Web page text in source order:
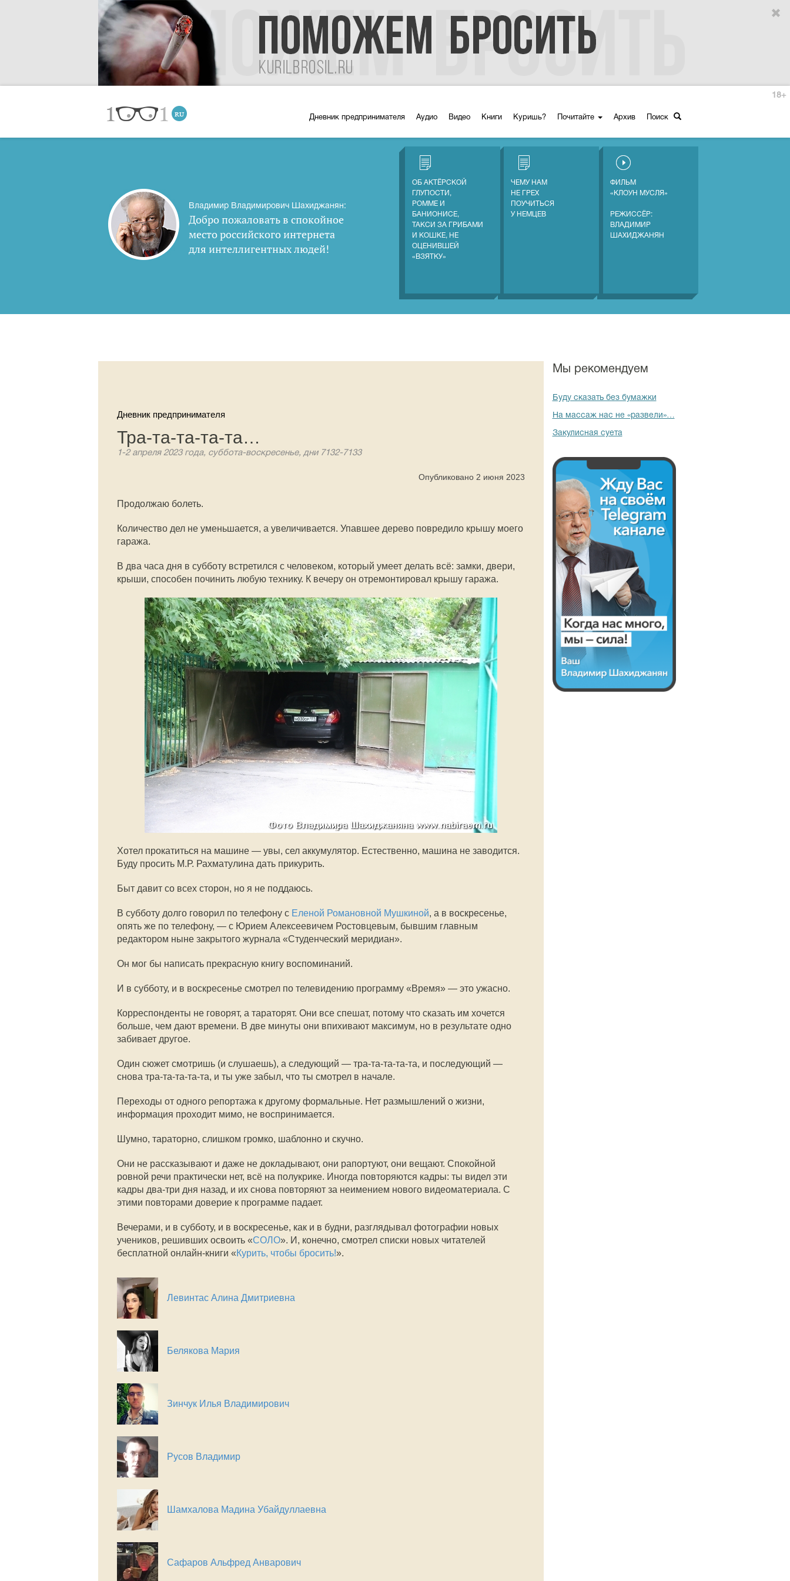
Дневник предпринимателя Аудио Видео Книги Куришь? Почитайте Архив Поиск
18+
Владимир Владимирович Шахиджанян:
Добро пожаловать в спокойное
место российского интернета
для интеллигентных людей!
ОБ АКТЁРСКОЙ
ГЛУПОСТИ,
РОММЕ И
БАНИОНИСЕ,
ТАКСИ ЗА ГРИБАМИ
И КОШКЕ, НЕ
ОЦЕНИВШЕЙ
«ВЗЯТКУ»
ЧЕМУ НАМ
НЕ ГРЕХ
ПОУЧИТЬСЯ
У НЕМЦЕВ
ФИЛЬМ
«КЛОУН МУСЛЯ»
РЕЖИССЁР:
ВЛАДИМИР
ШАХИДЖАНЯН
Дневник предпринимателя
Тра-та-та-та-та…
1-2 апреля 2023 года, суббота-воскресенье, дни 7132-7133
Опубликовано 2 июня 2023
Продолжаю болеть.
Количество дел не уменьшается, а увеличивается. Упавшее дерево повредило крышу моего
гаража.
В два часа дня в субботу встретился с человеком, который умеет делать всё: замки, двери,
крыши, способен починить любую технику. К вечеру он отремонтировал крышу гаража.
Хотел прокатиться на машине — увы, сел аккумулятор. Естественно, машина не заводится.
Буду просить М.Р. Рахматулина дать прикурить.
Быт давит со всех сторон, но я не поддаюсь.
В субботу долго говорил по телефону с Еленой Романовной Мушкиной, а в воскресенье,
опять же по телефону, — с Юрием Алексеевичем Ростовцевым, бывшим главным
редактором ныне закрытого журнала «Студенческий меридиан».
Он мог бы написать прекрасную книгу воспоминаний.
И в субботу, и в воскресенье смотрел по телевидению программу «Время» — это ужасно.
Корреспонденты не говорят, а тараторят. Они все спешат, потому что сказать им хочется
больше, чем дают времени. В две минуты они впихивают максимум, но в результате одно
забивает другое.
Один сюжет смотришь (и слушаешь), а следующий — тра-та-та-та-та, и последующий —
снова тра-та-та-та-та, и ты уже забыл, что ты смотрел в начале.
Переходы от одного репортажа к другому формальные. Нет размышлений о жизни,
информация проходит мимо, не воспринимается.
Шумно, тараторно, слишком громко, шаблонно и скучно.
Они не рассказывают и даже не докладывают, они рапортуют, они вещают. Спокойной
ровной речи практически нет, всё на полукрике. Иногда повторяются кадры: ты видел эти
кадры два-три дня назад, и их снова повторяют за неимением нового видеоматериала. С
этими повторами доверие к программе падает.
Вечерами, и в субботу, и в воскресенье, как и в будни, разглядывал фотографии новых
учеников, решивших освоить «СОЛО». И, конечно, смотрел списки новых читателей
бесплатной онлайн-книги «Курить, чтобы бросить!».
Левинтас Алина Дмитриевна
Белякова Мария
Зинчук Илья Владимирович
Русов Владимир
Шамхалова Мадина Убайдуллаевна
Сафаров Альфред Анварович
Мы рекомендуем
Буду сказать без бумажки
На массаж нас не «развели»…
Закулисная суета